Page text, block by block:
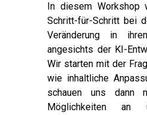
In diesem Workshop
Schritt-für-Schritt bei
Veränderung in
angesichts der KI-
Wir starten mit der
wie inhaltliche
schauen uns dann
Möglichkeiten an